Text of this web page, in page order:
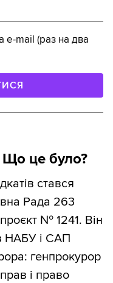
e-mail (раз на два
це було?
стався
Рада 263
№ 1241. Він
НАБУ і САП
генпрокурор
і право